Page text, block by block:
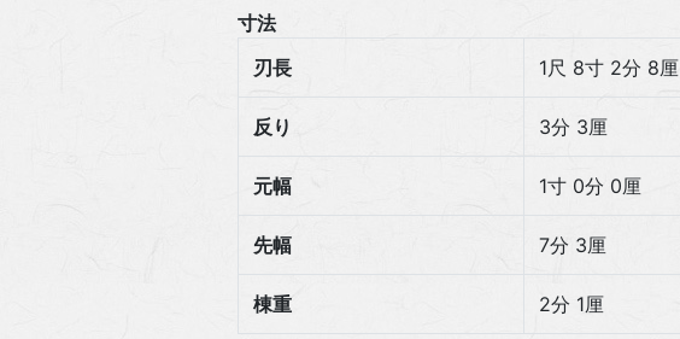
寸法
刃長
1尺 8寸 2分 8厘
反り 3分 3厘
元幅 1寸 0分 0厘
先幅 7分 3厘
棟重 2分 1厘